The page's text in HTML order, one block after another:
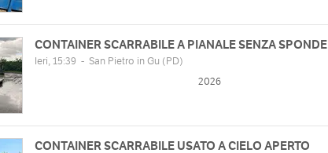
CONTAINER SCARRABILE A PIANALE SENZA SPONDE
Ieri, 15:39 - San Pietro in Gu (PD)
2026
CONTAINER SCARRABILE USATO A CIELO APERTO